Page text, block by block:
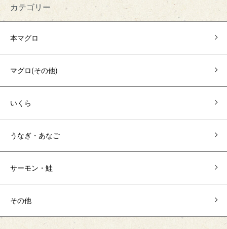
カテゴリー
本マグロ
マグロ(その他)
いくら
うなぎ・あなご
サーモン・鮭
その他